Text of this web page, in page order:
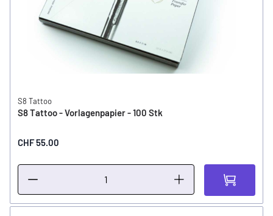
S8 Tattoo
S8 Tattoo - Vorlagenpapier - 100 Stk
CHF 55.00